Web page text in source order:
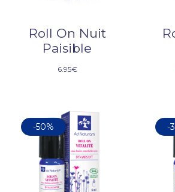
Roll On Nuit
Paisible
6.95€
-50% -